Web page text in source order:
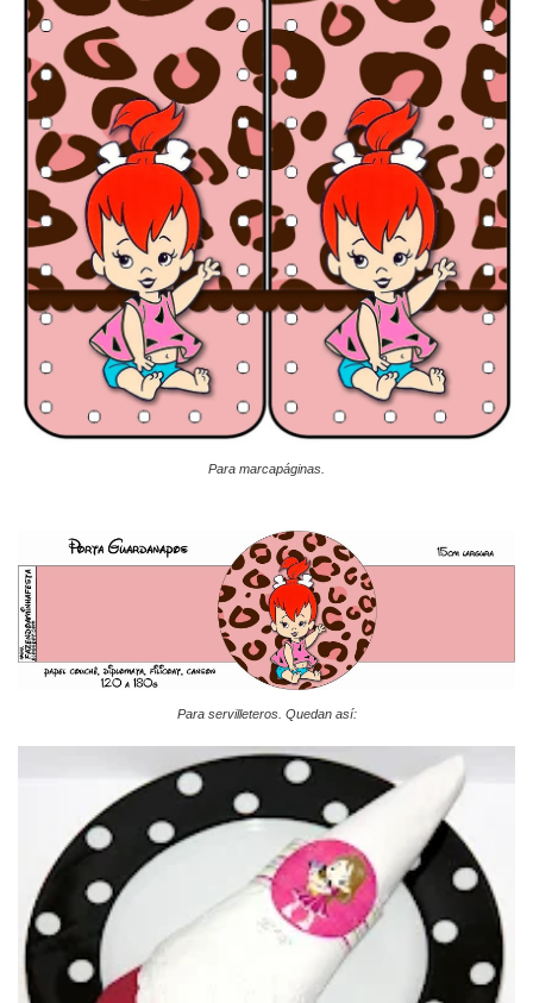
Para marcapáginas.
Para servilleteros. Quedan así: